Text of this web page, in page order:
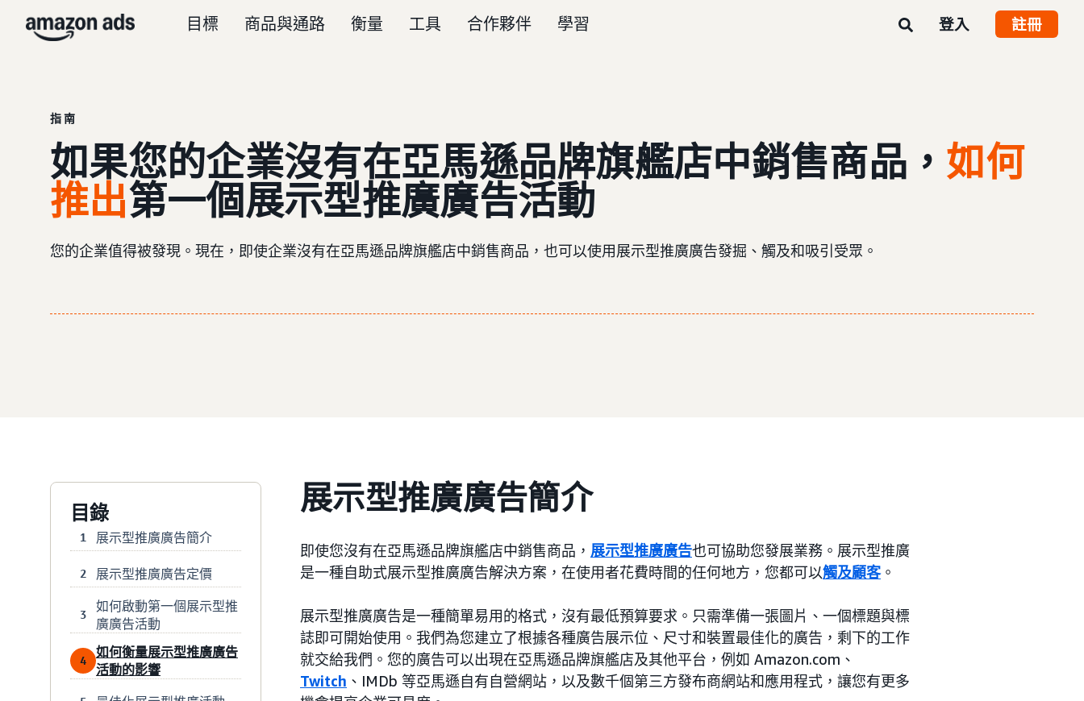
目標 商品與通路 衡量 工具 合作夥伴 學習 登入 註冊
指南
如果您的企業沒有在亞馬遜品牌旗艦店中銷售商品， 如何
推出第一個展示型推廣廣告活動
您的企業值得被發現。現在，即使企業沒有在亞馬遜品牌旗艦店中銷售商品，也可以使用展示型推廣廣告發掘、觸及和吸引受眾。
目錄
1 展示型推廣廣告簡介
2 展示型推廣廣告定價
3
如何啟動第一個展示型推
廣廣告活動
4
如何衡量展示型推廣廣告
活動的影響
展示型推廣廣告簡介
即使您沒有在亞馬遜品牌旗艦店中銷售商品， 展示型推廣廣告也可協助您發展業務。展示型推廣
是一種自助式展示型推廣廣告解決方案，在使用者花費時間的任何地方，您都可以觸及顧客。
展示型推廣廣告是一種簡單易用的格式，沒有最低預算要求。只需準備一張圖片、一個標題與標
誌即可開始使用。我們為您建立了根據各種廣告展示位、尺寸和裝置最佳化的廣告，剩下的工作
就交給我們。您的廣告可以出現在亞馬遜品牌旗艦店及其他平台，例如 Amazon.com、
Twitch 、IMDb 等亞馬遜自有自營網站，以及數千個第三方發布商網站和應用程式，讓您有更多